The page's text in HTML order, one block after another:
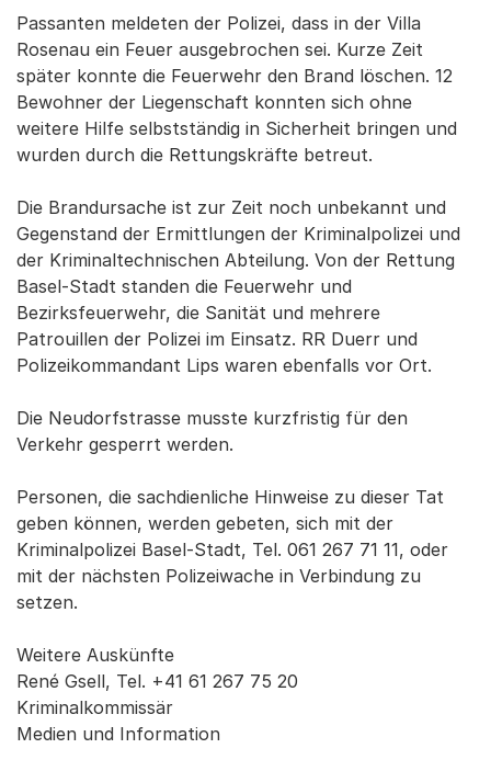
Passanten meldeten der Polizei, dass in der Villa
Rosenau ein Feuer ausgebrochen sei. Kurze Zeit
später konnte die Feuerwehr den Brand löschen. 12
Bewohner der Liegenschaft konnten sich ohne
weitere Hilfe selbstständig in Sicherheit bringen und
wurden durch die Rettungskräfte betreut.
Die Brandursache ist zur Zeit noch unbekannt und
Gegenstand der Ermittlungen der Kriminalpolizei und
der Kriminaltechnischen Abteilung. Von der Rettung
Basel-Stadt standen die Feuerwehr und
Bezirksfeuerwehr, die Sanität und mehrere
Patrouillen der Polizei im Einsatz. RR Duerr und
Polizeikommandant Lips waren ebenfalls vor Ort.
Die Neudorfstrasse musste kurzfristig für den
Verkehr gesperrt werden.
Personen, die sachdienliche Hinweise zu dieser Tat
geben können, werden gebeten, sich mit der
Kriminalpolizei Basel-Stadt, Tel. 061 267 71 11, oder
mit der nächsten Polizeiwache in Verbindung zu
setzen.
Weitere Auskünfte
René Gsell, Tel. +41 61 267 75 20
Kriminalkommissär
Medien und Information